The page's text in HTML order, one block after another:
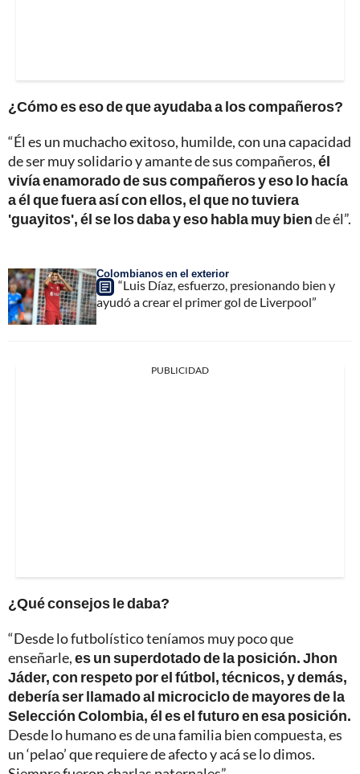
¿Cómo es eso de que ayudaba a los compañeros?
“Él es un muchacho exitoso, humilde, con una capacidad
de ser muy solidario y amante de sus compañeros,él
vivía enamorado de sus compañeros y eso lo hacía
a él que fuera así con ellos, el que no tuviera
'guayitos', él se los daba y eso habla muy biende él”.
Colombianos en el exterior
“Luis Díaz, esfuerzo, presionando bien y
ayudó a crear el primer gol de Liverpool”
PUBLICIDAD
¿Qué consejos le daba?
“Desde lo futbolístico teníamos muy poco que
enseñarle,es un superdotado de la posición. Jhon
Jáder, con respeto por el fútbol, técnicos, y demás,
debería ser llamado al microciclo de mayores de la
Selección Colombia, él es el futuro en esa posición.
Desde lo humano es de una familia bien compuesta, es
un ‘pelao’ que requiere de afecto y acá se lo dimos.